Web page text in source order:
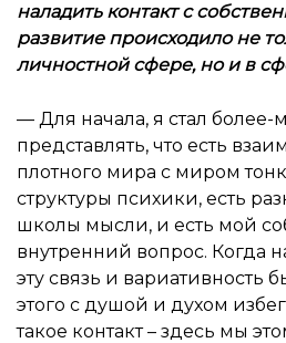
наладить контакт с
развитие происходило не
личностной сфере, но и в
— Для начала, я стал более-
представлять, что есть
плотного мира с миром
структуры психики, есть
школы мысли, и есть мой
внутренний вопрос. Когда
эту связь и вариативность
этого с душой и духом
такое контакт – здесь мы